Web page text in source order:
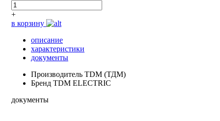
+
в корзину
описание
характеристики
документы
Производитель TDM (ТДМ)
Бренд TDM ELECTRIC
документы